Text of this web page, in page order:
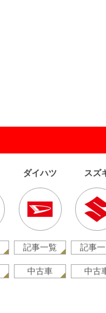
ダイハツ
記事一覧
中古車
スズ
記事
中古